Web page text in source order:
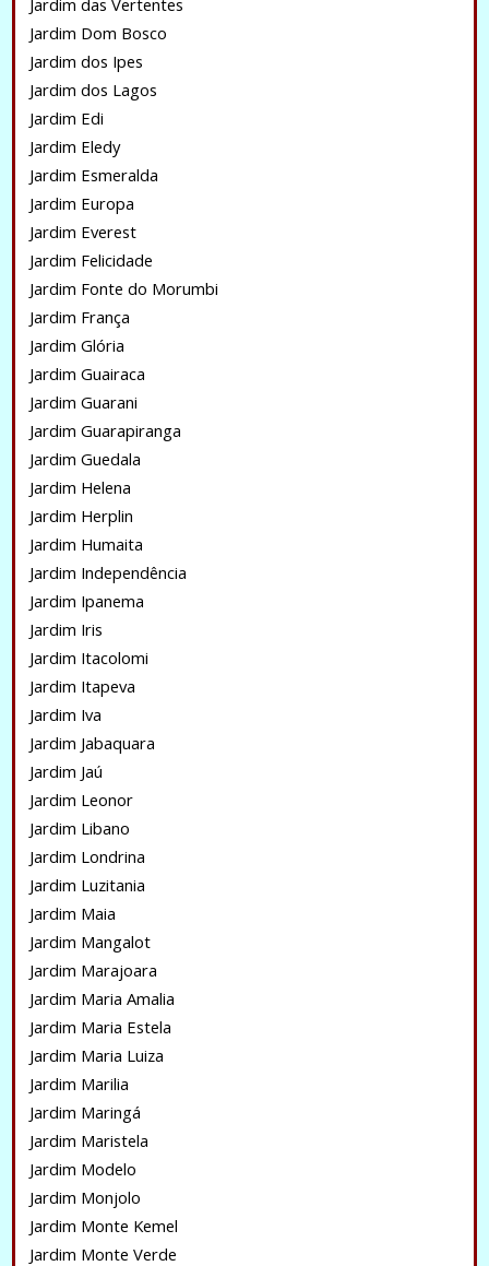
Jardim das Vertentes
Jardim Dom Bosco
Jardim dos Ipes
Jardim dos Lagos
Jardim Edi
Jardim Eledy
Jardim Esmeralda
Jardim Europa
Jardim Everest
Jardim Felicidade
Jardim Fonte do Morumbi
Jardim França
Jardim Glória
Jardim Guairaca
Jardim Guarani
Jardim Guarapiranga
Jardim Guedala
Jardim Helena
Jardim Herplin
Jardim Humaita
Jardim Independência
Jardim Ipanema
Jardim Iris
Jardim Itacolomi
Jardim Itapeva
Jardim Iva
Jardim Jabaquara
Jardim Jaú
Jardim Leonor
Jardim Libano
Jardim Londrina
Jardim Luzitania
Jardim Maia
Jardim Mangalot
Jardim Marajoara
Jardim Maria Amalia
Jardim Maria Estela
Jardim Maria Luiza
Jardim Marilia
Jardim Maringá
Jardim Maristela
Jardim Modelo
Jardim Monjolo
Jardim Monte Kemel
Jardim Monte Verde